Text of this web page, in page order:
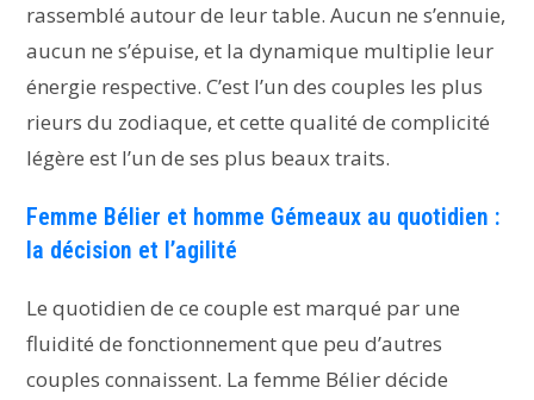
rassemblé autour de leur table. Aucun ne s’ennuie,
aucun ne s’épuise, et la dynamique multiplie leur
énergie respective. C’est l’un des couples les plus
rieurs du zodiaque, et cette qualité de complicité
légère est l’un de ses plus beaux traits.
Femme Bélier et homme Gémeaux au quotidien :
la décision et l’agilité
Le quotidien de ce couple est marqué par une
fluidité de fonctionnement que peu d’autres
couples connaissent. La femme Bélier décide